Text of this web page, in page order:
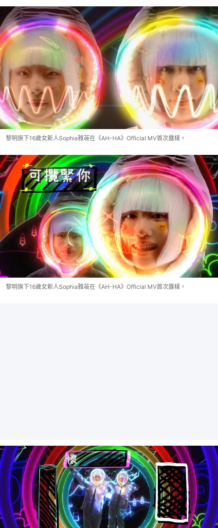
黎明旗下16歲女新人Sophia雅荍在《AH-HA》Official MV首次露樣。
黎明旗下16歲女新人Sophia雅荍在《AH-HA》Official MV首次露樣。